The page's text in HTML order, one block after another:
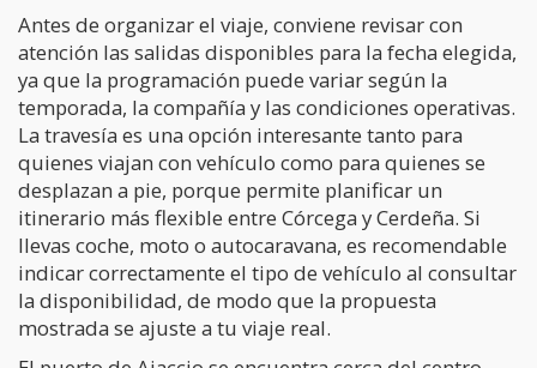
Antes de organizar el viaje, conviene revisar con
atención las salidas disponibles para la fecha elegida,
ya que la programación puede variar según la
temporada, la compañía y las condiciones operativas.
La travesía es una opción interesante tanto para
quienes viajan con vehículo como para quienes se
desplazan a pie, porque permite planificar un
itinerario más flexible entre Córcega y Cerdeña. Si
llevas coche, moto o autocaravana, es recomendable
indicar correctamente el tipo de vehículo al consultar
la disponibilidad, de modo que la propuesta
mostrada se ajuste a tu viaje real.